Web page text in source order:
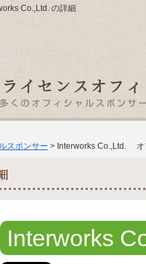
Co.,Ltd. の詳細
スポンサー > Interworks Co.,Ltd. オ
Interworks